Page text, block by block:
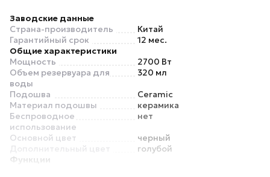
Заводские данные
Страна-производитель
Китай
Гарантийный срок
12 мес.
Общие характеристики
Мощность
2700 Вт
Объем резервуара для
воды
320 мл
Подошва
Ceramic
Материал подошвы
керамика
Беспроводное
использование
нет
Основной цвет
черный
Дополнительный цвет
голубой
Функции